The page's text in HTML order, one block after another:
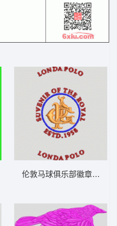
伦敦马球俱乐部徽章 男装